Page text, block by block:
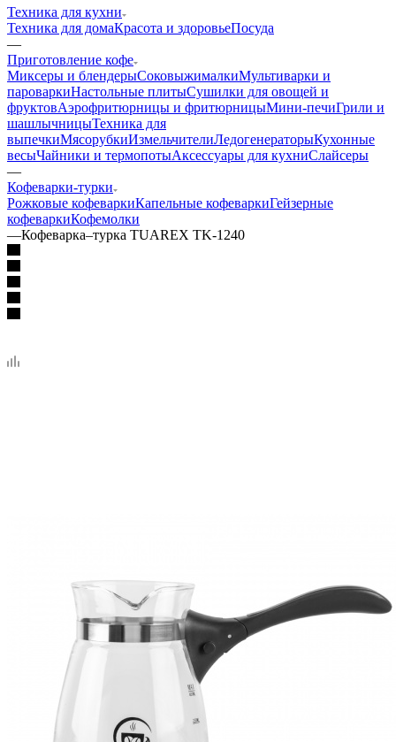
Техника для кухни
Техника для домаКрасота и здоровьеПосуда
—
Приготовление кофе
Миксеры и блендерыСоковыжималкиМультиварки и
пароваркиНастольные плитыСушилки для овощей и
фруктовАэрофритюрницы и фритюрницыМини-печиГрили и
шашлычницыТехника для
выпечкиМясорубкиИзмельчителиЛедогенераторыКухонные
весыЧайники и термопотыАксессуары для кухниСлайсеры
—
Кофеварки-турки
Рожковые кофеваркиКапельные кофеваркиГейзерные
кофеваркиКофемолки
—Кофеварка–турка TUAREX TK-1240